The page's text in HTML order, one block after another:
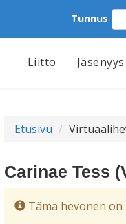
Tunnus
Liitto Jäsenyys
Etusivu
Carinae Tess
Tämä hevonen on